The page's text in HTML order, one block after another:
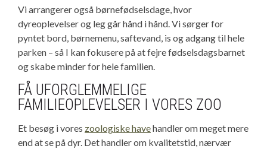
Vi arrangerer også børnefødselsdage, hvor
dyreoplevelser og leg går hånd i hånd. Vi sørger for
pyntet bord, børnemenu, saftevand, is og adgang til hele
parken – så I kan fokusere på at fejre fødselsdagsbarnet
og skabe minder for hele familien.
FÅ UFORGLEMMELIGE
FAMILIEOPLEVELSER I VORES ZOO
Et besøg i vores zoologiske havehandler om meget mere
end at se på dyr. Det handler om kvalitetstid, nærvær